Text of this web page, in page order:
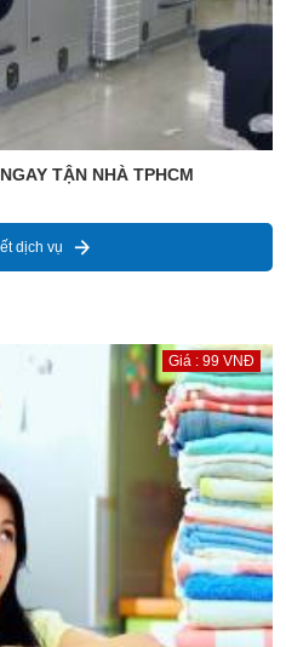
TẬN NHÀ TPHCM
dịch vụ
Giá : 99 VNĐ